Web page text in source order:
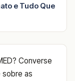
e Tudo Que
Converse
sobre as